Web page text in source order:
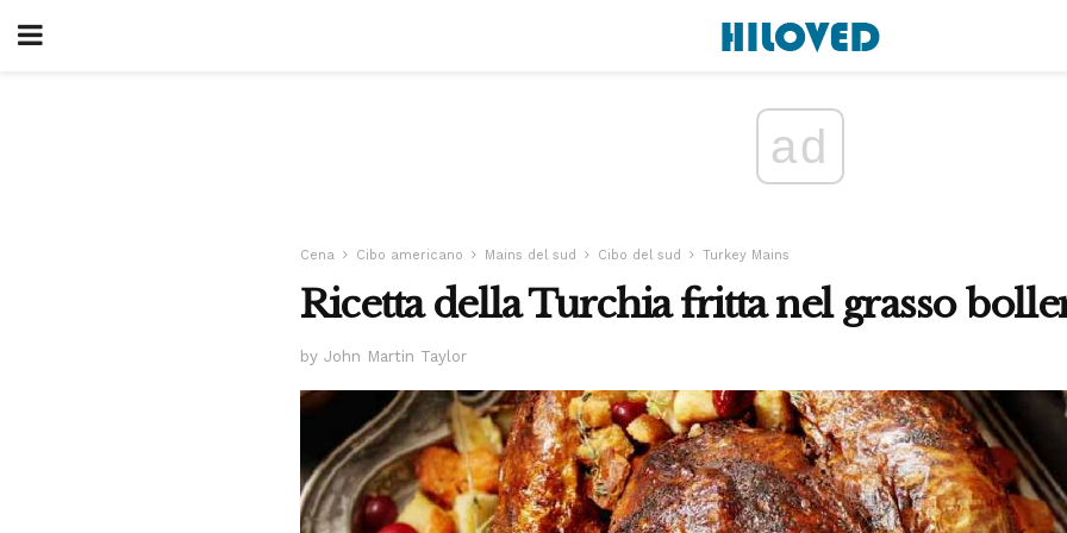
ad
Cena Cibo americano Mains del sud Cibo del sud Turkey Mains
Ricetta della Turchia fritta nel grasso
by John Martin Taylor